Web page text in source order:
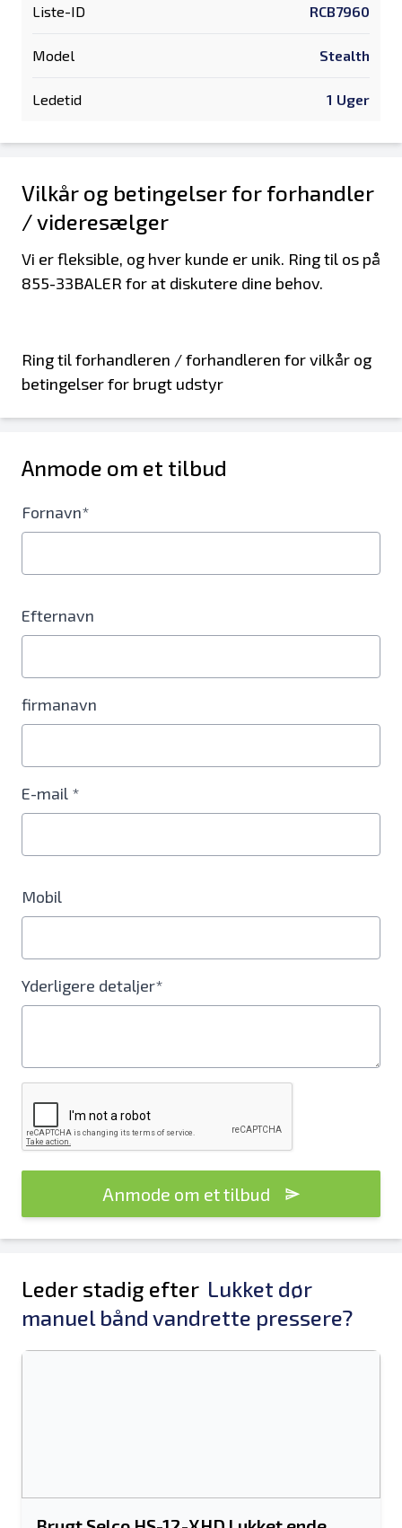
Liste-ID RCB7960
Model Stealth
Ledetid 1 Uger
Vilkår og betingelser for forhandler
/ videresælger
Vi er fleksible, og hver kunde er unik. Ring til os på
855-33BALER for at diskutere dine behov.
Ring til forhandleren / forhandleren for vilkår og
betingelser for brugt udstyr
Anmode om et tilbud
Fornavn*
Efternavn
firmanavn
E-mail *
Mobil
Yderligere detaljer*
Anmode om et tilbud
Leder stadig efter Lukket dør
manuel bånd vandrette pressere?